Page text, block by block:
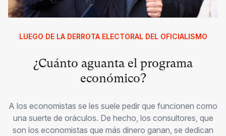
LUEGO DE LA DERROTA ELECTORAL DEL OFICIALISMO
¿Cuánto aguanta el programa
económico?
A los economistas se les suele pedir que funcionen como
una suerte de oráculos. De hecho, los consultores, que
son los economistas que más dinero ganan, se dedican